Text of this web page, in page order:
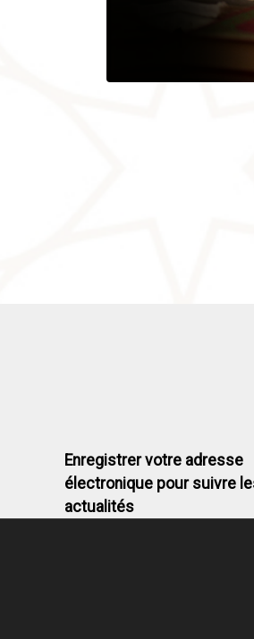
Enregistrer votre adresse
électronique pour suivre
actualités